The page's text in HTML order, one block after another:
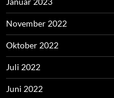
November 2022
Oktober 2022
Juli 2022
Juni 2022